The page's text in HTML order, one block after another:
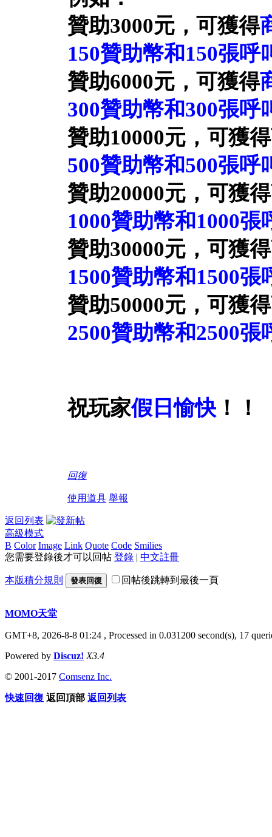
贊助3000元，可獲得
150贊助幣和150張呼
贊助6000元，可獲得
300贊助幣和300張呼
贊助10000元，可獲得
500贊助幣和500張呼
贊助20000元，可獲得
1000贊助幣和1000張
贊助30000元，可獲得
1500贊助幣和1500張
贊助50000元，可獲得
2500贊助幣和2500張
祝玩家假日愉快 ！！
回復
使用道具 舉報
返回列表
高級模式
B Color Image Link Quote Code Smilies
您需要登錄後才可以回帖 登錄 | 中文註冊
本版積分規則 發表回復 回帖後跳轉到最後一頁
MOMO天堂
GMT+8, 2026-8-8 01:24 , Processed in 0.031200 second(s), 17
Powered by Discuz! X3.4
© 2001-2017 Comsenz Inc.
快速回復 返回頂部 返回列表